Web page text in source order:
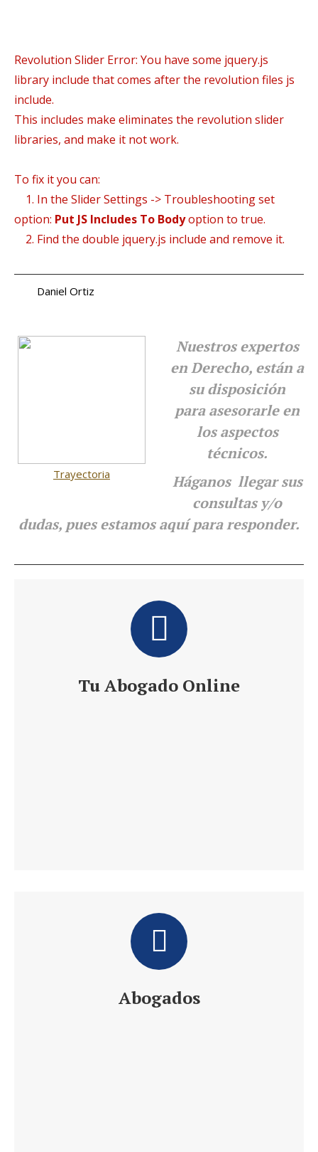
Revolution Slider Error: You have some jquery.js
library include that comes after the revolution files js
include.
This includes make eliminates the revolution slider
libraries, and make it not work.
To fix it you can:
1. In the Slider Settings -> Troubleshooting set
option: Put JS Includes To Bodyoption to true.
2. Find the double jquery.js include and remove it.
Daniel Ortiz
Trayectoria
Nuestros expertos
en Derecho, están a
su disposición
paraasesorarle en
los aspectos
técnicos.
Háganos llegar sus
consultas y/o
dudas, pues estamos aquí para responder.
Tu Abogado Online
Abogados